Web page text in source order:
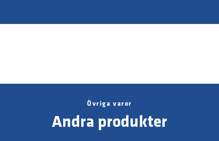
Övriga varor
Andra produkter